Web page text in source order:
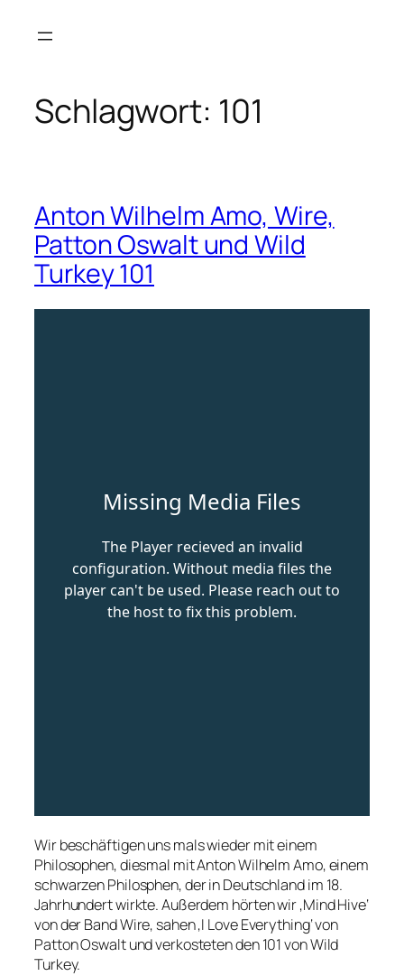
Inhalt
Schlagwort: 101
Anton Wilhelm Amo, Wire,
Patton Oswalt und Wild
Turkey 101
Wir beschäftigen uns mals wieder mit einem
Philosophen, diesmal mit Anton Wilhelm Amo, einem
schwarzen Philosphen, der in Deutschland im 18.
Jahrhundert wirkte. Außerdem hörten wir ‚Mind Hive‘
von der Band Wire, sahen ‚I Love Everything‘ von
Patton Oswalt und verkosteten den 101 von Wild
Turkey.